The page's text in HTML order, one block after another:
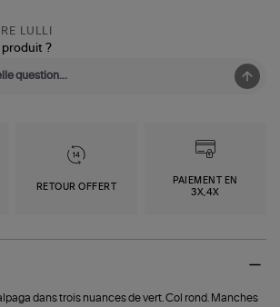
LULLI
produit ?
RETOUR OFFERT
PAIEMENT EN
3X,4X
dans trois nuances de vert. Col rond. Manches